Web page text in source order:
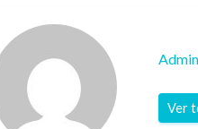
Admin
Ver